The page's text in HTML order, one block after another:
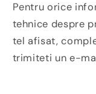
Pentru orice
tehnice despre
tel afisat,
trimiteti un e-